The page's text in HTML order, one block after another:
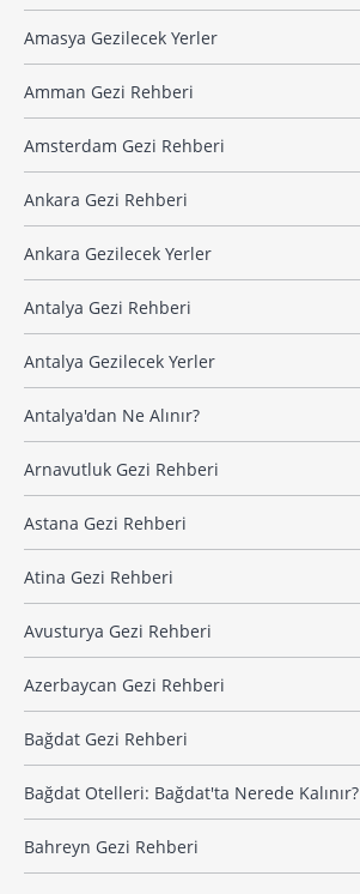
Amasya Gezilecek Yerler
Amman Gezi Rehberi
Amsterdam Gezi Rehberi
Ankara Gezi Rehberi
Ankara Gezilecek Yerler
Antalya Gezi Rehberi
Antalya Gezilecek Yerler
Antalya'dan Ne Alınır?
Arnavutluk Gezi Rehberi
Astana Gezi Rehberi
Atina Gezi Rehberi
Avusturya Gezi Rehberi
Azerbaycan Gezi Rehberi
Bağdat Gezi Rehberi
Bağdat Otelleri: Bağdat'ta Nerede Kalınır?
Bahreyn Gezi Rehberi